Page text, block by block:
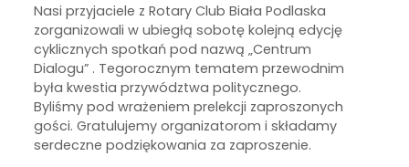
Nasi przyjaciele z Rotary Club Biała Podlaska
zorganizowali w ubiegłą sobotę kolejną edycję
cyklicznych spotkań pod nazwą „Centrum
Dialogu” . Tegorocznym tematem przewodnim
była kwestia przywództwa politycznego.
Byliśmy pod wrażeniem prelekcji zaproszonych
gości. Gratulujemy organizatorom i składamy
serdeczne podziękowania za zaproszenie.